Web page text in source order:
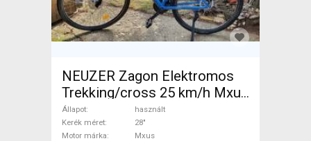
NEUZER Zagon Elektromos
Trekking/cross 25 km/h Mxus
0-400 Wh használt ELADÓ
Állapot
használt
Kerék méret
28"
Motor márka
Mxus